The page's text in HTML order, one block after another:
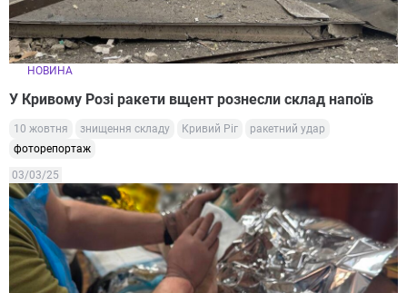
НОВИНА
У Кривому Розі ракети вщент рознесли склад напоїв
10 жовтня знищення складу Кривий Ріг
ракетний удар
фоторепортаж
03/03/25